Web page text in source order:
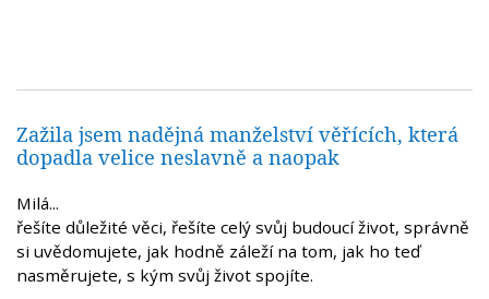
Zažila jsem nadějná manželství věřících, která
dopadla velice neslavně a naopak
Milá...
řešíte důležité věci, řešíte celý svůj budoucí život, správně
si uvědomujete, jak hodně záleží na tom, jak ho teď
nasměrujete, s kým svůj život spojíte.